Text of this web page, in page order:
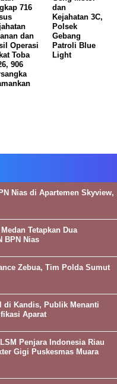
716
dan
Operasi
Toba
906
dan
Kejahatan 3C,
Polsek
Gebang
Patroli Blue
Light
Nias di Apartemen Skyview,
Tetapkan Dua
BPN Nias
Zebua, Tim Polda Sumut
di Kandis, Publik Menanti
Aparat
Penjara Indonesia Riau
Gigi Puskesmas Muara